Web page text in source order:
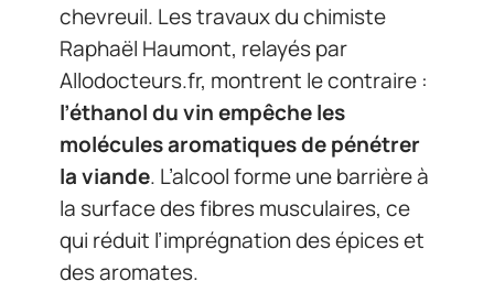
chevreuil. Les travaux du chimiste
Raphaël Haumont, relayés par
Allodocteurs.fr, montrent le contraire :
l’éthanol du vin empêche les
molécules aromatiques de pénétrer
la viande. L’alcool forme une barrière à
la surface des fibres musculaires, ce
qui réduit l’imprégnation des épices et
des aromates.